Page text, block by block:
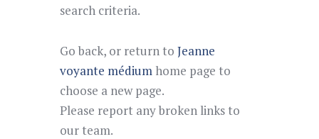
search criteria.
Go back, or return to Jeanne
voyante médium home page to
choose a new page.
Please report any broken links to
our team.